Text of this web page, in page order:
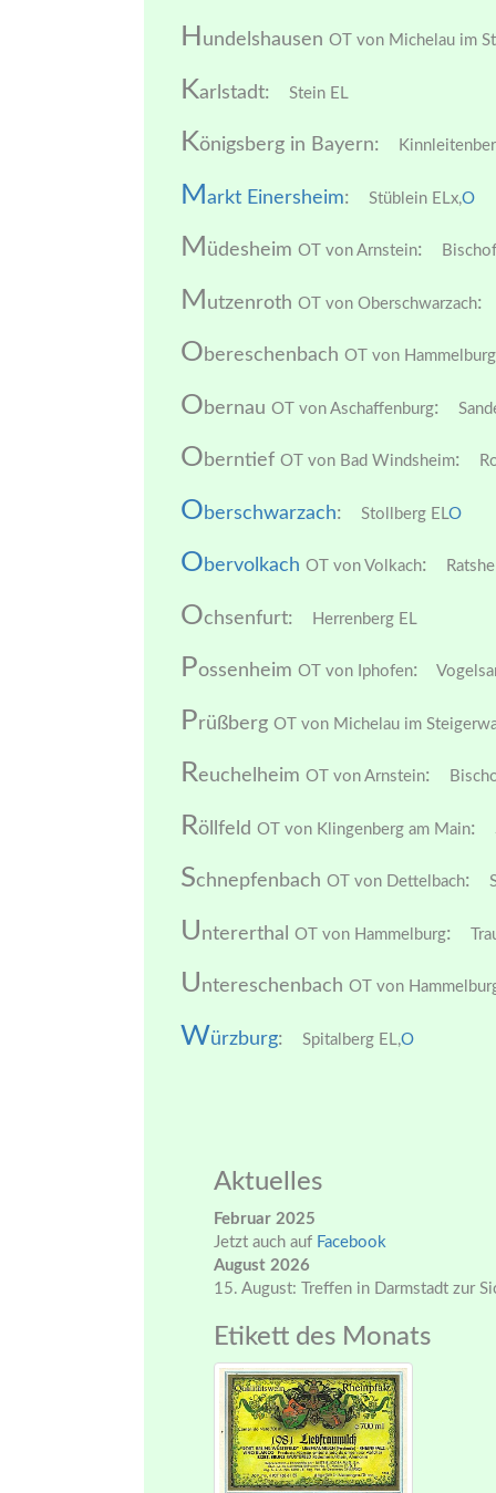
H undelshausen OT von Michelau im
Karlstadt: Stein EL
Königsberg in Bayern:
M arkt Einersheim: Stüblein ELx,O
M üdesheim OT von Arnstein:
M utzenroth OT von Oberschwarzach:
Obereschenbach OT von Hammelburg
O bernau OT von Aschaffenburg:
Oberntief OT von Bad Windsheim:
O berschwarzach: Stollberg ELO
Obervolkach OT von Volkach:
Ochsenfurt: Herrenberg EL
Possenheim OT von Iphofen:
Prüßberg OT von Michelau im
Reuchelheim OT von Arnstein:
Röllfeld OT von Klingenberg am Main:
Schnepfenbach OT von Dettelbach:
Untererthal OT von Hammelburg:
Untereschenbach OT von
Würzburg: Spitalberg EL,O
Aktuelles
Februar 2025
Jetzt auch auf Facebook
August 2026
15. August: Treffen in Darmstadt zur
Etikett des Monats